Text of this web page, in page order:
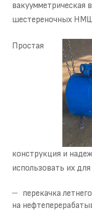
вакуумметрическая
шестереночных НМШ
Простая
конструкция и
использовать их
перекачка
на